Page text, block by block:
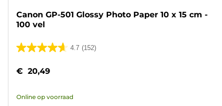
Canon GP-501 Glossy Photo Paper 10 x 15 cm -
100 vel
4.7 (152)
4.7
de
sterren.
€ 20,49
Online op voorraad